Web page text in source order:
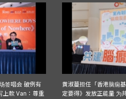
签唱会 破例有
上款 Van：尊重
黄淑蔓担任「香港脑痫
定要得》发放正能量 为